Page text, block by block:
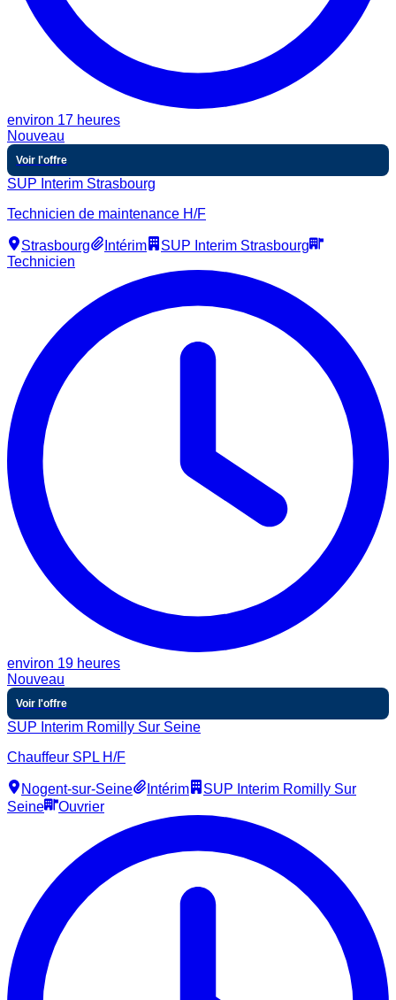
environ 17 heures
Nouveau
Voir l'offre
SUP Interim Strasbourg
Technicien de maintenance H/F
Strasbourg Intérim
SUP Interim Strasbourg
Technicien
environ 19 heures
Nouveau
Voir l'offre
SUP Interim Romilly Sur Seine
Chauffeur SPL H/F
Nogent-sur-Seine Intérim
SUP Interim Romilly Sur
Seine
Ouvrier